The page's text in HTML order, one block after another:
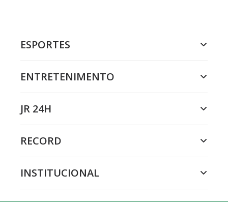
ESPORTES
ENTRETENIMENTO
JR 24H
RECORD
INSTITUCIONAL